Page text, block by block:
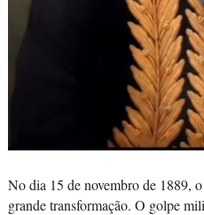
No dia 15 de novembro de 1889,
grande transformação. O golpe